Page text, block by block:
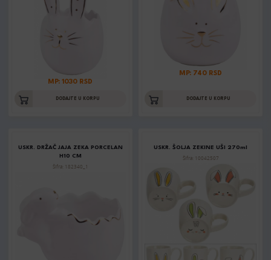
MP: 1030 RSD
DODAJTE U KORPU
MP: 740 RSD
DODAJTE U KORPU
USKR. DRŽAČ JAJA ZEKA PORCELAN
H10 CM
Šifra: 182340_1
USKR. ŠOLJA ZEKINE UŠI 270ml
Šifra: 10042507